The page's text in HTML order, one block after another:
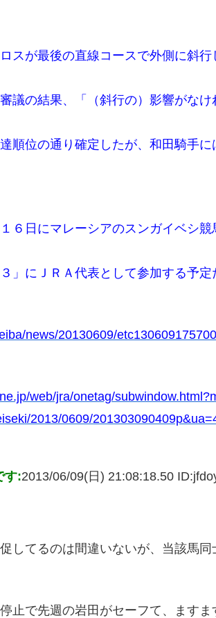
スが最後の直線コースで外側に斜
議の結果、「（斜行の）影響がな
順位の通り確定したが、和田騎手
６日にマレーシアのスンガイベシ
」にＪＲＡ代表として参加する予
news/20130609/
web/jra/onetag/
2013/0609/
す:2013/06/09(日) 21:08:18.50 ID:
してるのは間違いないが、当該馬
止で先週の岩田がセーフて、ますま